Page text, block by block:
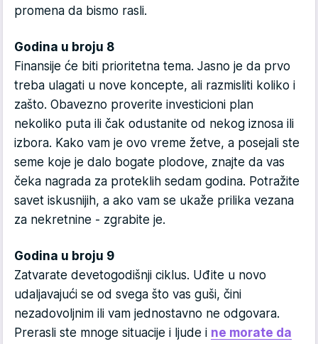
promena da bismo rasli.
Godina u broju 8
Finansije će biti prioritetna tema. Jasno je da prvo
treba ulagati u nove koncepte, ali razmisliti koliko i
zašto. Obavezno proverite investicioni plan
nekoliko puta ili čak odustanite od nekog iznosa ili
izbora. Kako vam je ovo vreme žetve, a posejali ste
seme koje je dalo bogate plodove, znajte da vas
čeka nagrada za proteklih sedam godina. Potražite
savet iskusnijih, a ako vam se ukaže prilika vezana
za nekretnine - zgrabite je.
Godina u broju 9
Zatvarate devetogodišnji ciklus. Uđite u novo
udaljavajući se od svega što vas guši, čini
nezadovoljnim ili vam jednostavno ne odgovara.
Prerasli ste mnoge situacije i ljude i ne morate da